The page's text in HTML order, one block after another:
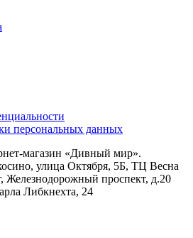
персональных данных
магазин «Дивный мир».
улица Октября, 5Б, ТЦ Весна
Железнодорожный проспект, д.20
Либкнехта, 24